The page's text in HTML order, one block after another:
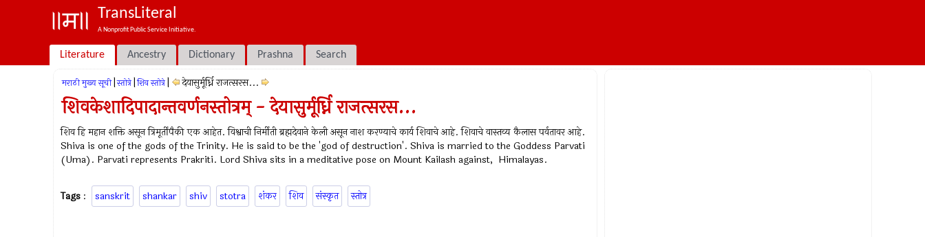
TransLiteral
A Nonprofit Public Service Initiative.
Literature Ancestry Dictionary Prashna Search
मराठी मुख्य सूची स्तोत्रे शिव स्तोत्रे देयासुर्मूर्ध्नि राजत्सरस...
शिवकेशादिपादान्तवर्णनस्तोत्रम् - देयासुर्मूर्ध्नि राजत्सरस...
शिव हि महान शक्ति असून त्रिमूर्तींपैकी एक आहेत. विश्वाची निर्मीती ब्रह्मदेवाने केली असून नाश करण्याचे कार्य शिवाचे आहे. शिवाचे वास्तव्य कैलास पर्वतावर आहे.
Shiva is one of the gods of the Trinity. He is said to be the 'god of destruction'. Shiva is married to the Goddess Parvati
(Uma). Parvati represents Prakriti. Lord Shiva sits in a meditative pose on Mount Kailash against, Himalayas.
Tags : sanskrit shankar shiv stotra शंकर शिव संस्कृत स्तोत्र